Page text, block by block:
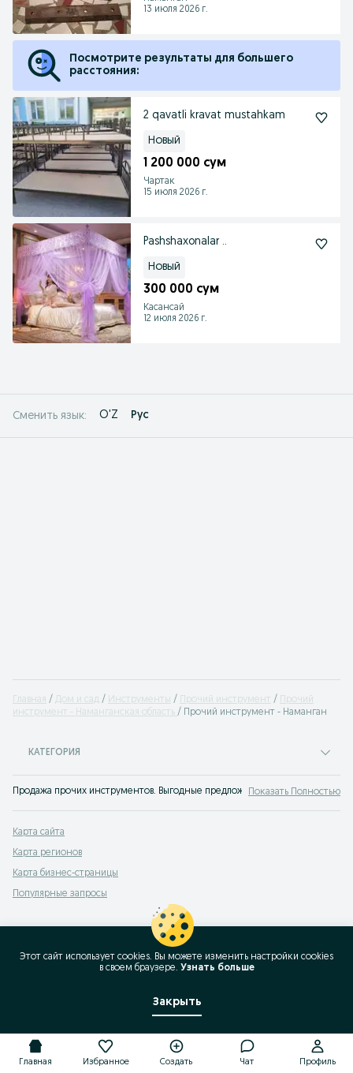
13 июля 2026 г.
Посмотрите результаты для большего
расстояния:
2 qavatli kravat mustahkam
Новый
1 200 000 сум
Чартак
15 июля 2026 г.
Pashshaxonalar ..
Новый
300 000 сум
Касансай
12 июля 2026 г.
Сменить язык: O'Z Рус
Главная Дом и сад Инструменты Прочий инструмент
Прочий
инструмент - Наманганская область
Прочий инструмент - Наманган
КАТЕГОРИЯ
Продажа прочих инструментов. Выгодные предложения купить другие
Показать Полностью
Карта сайта
Карта регионов
Карта бизнес-страницы
Популярные запросы
Главная Избранное Создать Чат Профиль
Этот сайт использует cookies. Вы можете изменить настройки cookies
в своeм браузере. Узнать больше
Закрыть